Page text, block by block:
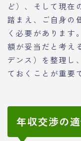
ど）、そして現在
踏まえ、ご自身の
く必要があります
額が妥当だと考え
デンス）を整理し
ておくことが重要
年収交渉の